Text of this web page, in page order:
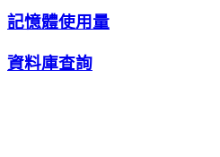
記憶體使用量
資料庫查詢